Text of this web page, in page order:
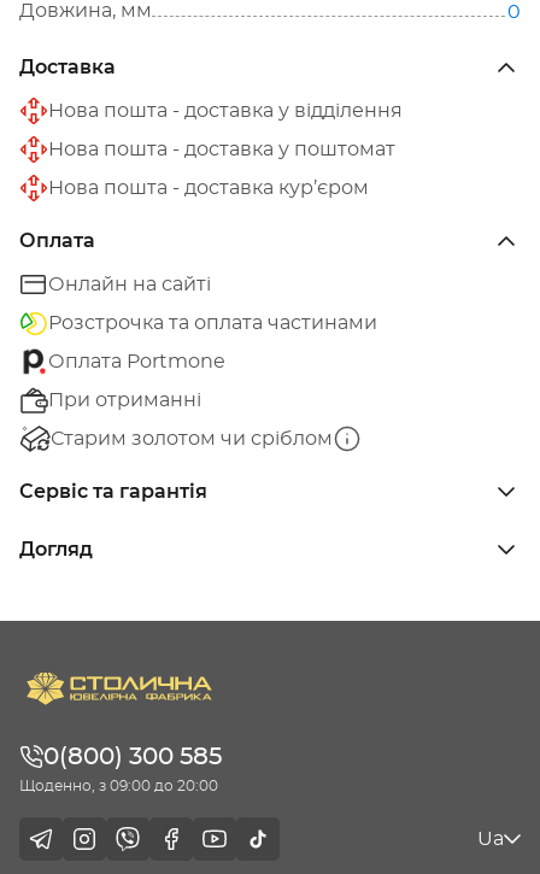
Довжина, мм
0
Доставка
Нова пошта - доставка у відділення
Нова пошта - доставка у поштомат
Нова пошта - доставка кур’єром
Оплата
Онлайн на сайті
Розстрочка та оплата частинами
Оплата Portmone
При отриманні
Старим золотом чи сріблом
Сервіс та гарантія
Догляд
0(800) 300 585
Щоденно, з 09:00 до 20:00
Ua